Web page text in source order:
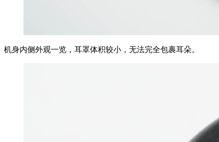
机身内侧外观一览，耳罩体积较小，无法完全包裹耳朵。